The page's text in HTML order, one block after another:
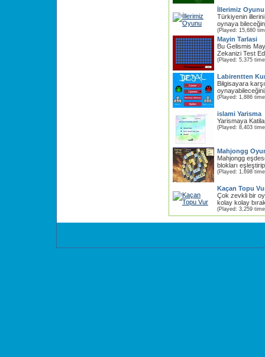
İllerimiz Oyunu
Türkiyenin
oynaya
(Played: 15,680
Mayin Tarlasi
Bu Gelismis
Zekanizi Test
(Played: 5,375
Labirentten
Bilgisayara
(Played: 1,886
islami Yarisma
Yarismaya
(Played: 8,403
Mahjongg
Mahjongg
blokları
(Played: 1,698
Kaçan Topu
Çok zevkli bir
kolay kolay
(Played: 3,259